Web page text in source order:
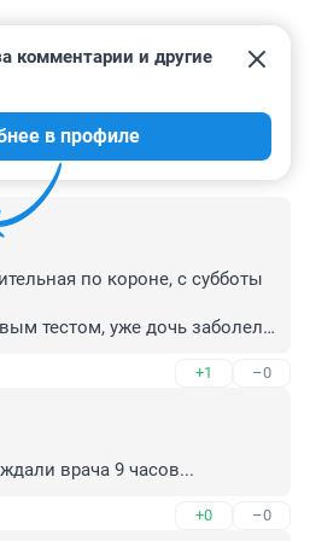
комментарии и другие
в профиле
по короне, с субботы
тестом, уже дочь заболела,
+1 –0
врача 9 часов...
+0 –0